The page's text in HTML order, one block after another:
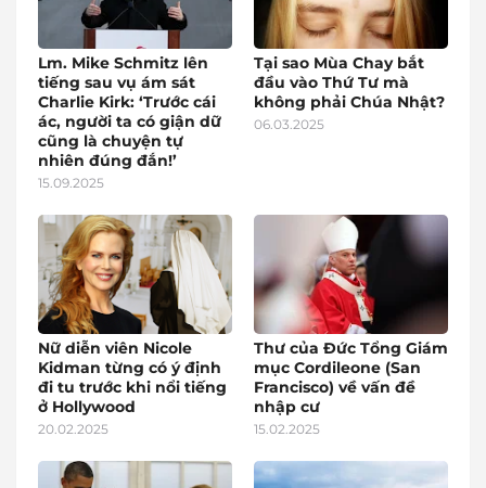
Lm. Mike Schmitz lên
tiếng sau vụ ám sát
Charlie Kirk: ‘Trước cái
ác, người ta có giận dữ
cũng là chuyện tự
nhiên đúng đắn!’
15.09.2025
Tại sao Mùa Chay bắt
đầu vào Thứ Tư mà
không phải Chúa Nhật?
06.03.2025
Nữ diễn viên Nicole
Kidman từng có ý định
đi tu trước khi nổi tiếng
ở Hollywood
20.02.2025
Thư của Đức Tổng Giám
mục Cordileone (San
Francisco) về vấn đề
nhập cư
15.02.2025